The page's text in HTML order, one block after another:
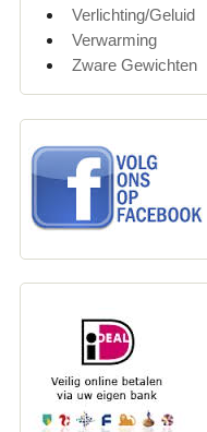
Verlichting/Geluid
Verwarming
Zware Gewichten